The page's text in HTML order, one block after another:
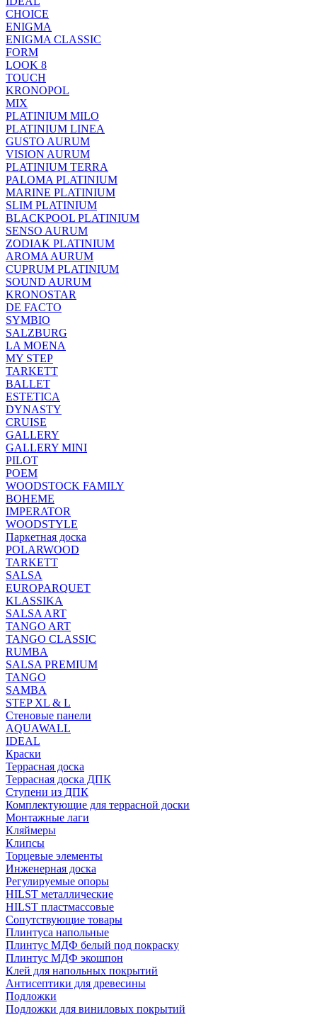
CHOICE
ENIGMA
ENIGMA CLASSIC
FORM
LOOK 8
TOUCH
KRONOPOL
MIX
PLATINIUM MILO
PLATINIUM LINEA
GUSTO AURUM
VISION AURUM
PLATINIUM TERRA
PALOMA PLATINIUM
MARINE PLATINIUM
SLIM PLATINIUM
BLACKPOOL PLATINIUM
SENSO AURUM
ZODIAK PLATINIUM
AROMA AURUM
CUPRUM PLATINIUM
SOUND AURUM
KRONOSTAR
DE FACTO
SYMBIO
SALZBURG
LA MOENA
MY STEP
TARKETT
BALLET
ESTETICA
DYNASTY
CRUISE
GALLERY
GALLERY MINI
PILOT
POEM
WOODSTOCK FAMILY
BOHEME
IMPERATOR
WOODSTYLE
Паркетная доска
POLARWOOD
TARKETT
SALSA
EUROPARQUET
KLASSIKA
SALSA ART
TANGO ART
TANGO CLASSIC
RUMBA
SALSA PREMIUM
TANGO
SAMBA
STEP XL & L
Стеновые панели
AQUAWALL
IDEAL
Краски
Террасная доска
Террасная доска ДПК
Ступени из ДПК
Комплектующие для террасной доски
Монтажные лаги
Кляймеры
Клипсы
Торцевые элементы
Инженерная доска
Регулируемые опоры
HILST металлические
HILST пластмассовые
Сопутствующие товары
Плинтуса напольные
Плинтус МДФ белый под покраску
Плинтус МДФ экошпон
Клей для напольных покрытий
Антисептики для древесины
Подложки
Подложки для виниловых покрытий